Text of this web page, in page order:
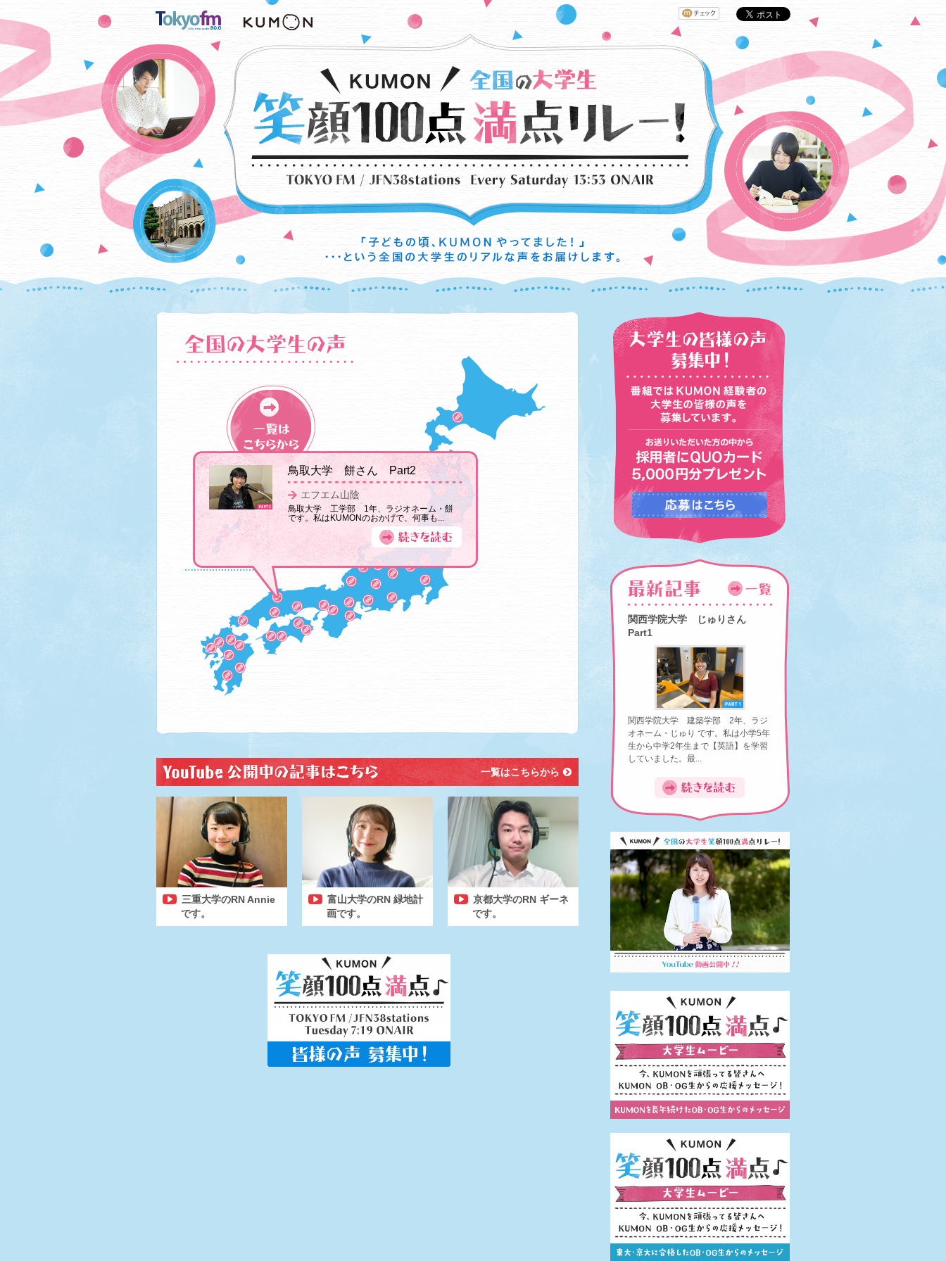
鳥取大学 餅さん Part2
エフエム山陰
鳥取大学 工学部 1年、ラジオネーム・餅
です。私はKUMONのおかげで、何事も...
一覧はこちらから
三重大学のRN Annie
です。
富山大学のRN 緑地計
画です。
京都大学のRN ギーネ
です。
関西学院大学 じゅりさん
Part1
関西学院大学 建築学部 2年、ラジ
オネーム・じゅり です。私は小学5年
生から中学2年生まで【英語】を学習
していました。最...